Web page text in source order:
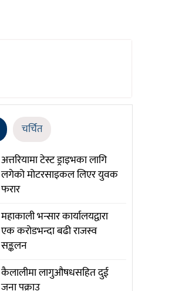
चर्चित
अत्तरियामा टेस्ट ड्राइभका लागि
लगेको मोटरसाइकल लिएर युवक
फरार
महाकाली भन्सार कार्यालयद्वारा
एक करोडभन्दा बढी राजस्व
सङ्कलन
कैलालीमा लागुऔषधसहित दुई
जना पक्राउ